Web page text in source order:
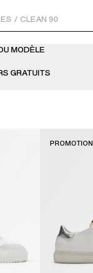
/ CLEAN 90
MODÈLE
GRATUITS
PROMOTION